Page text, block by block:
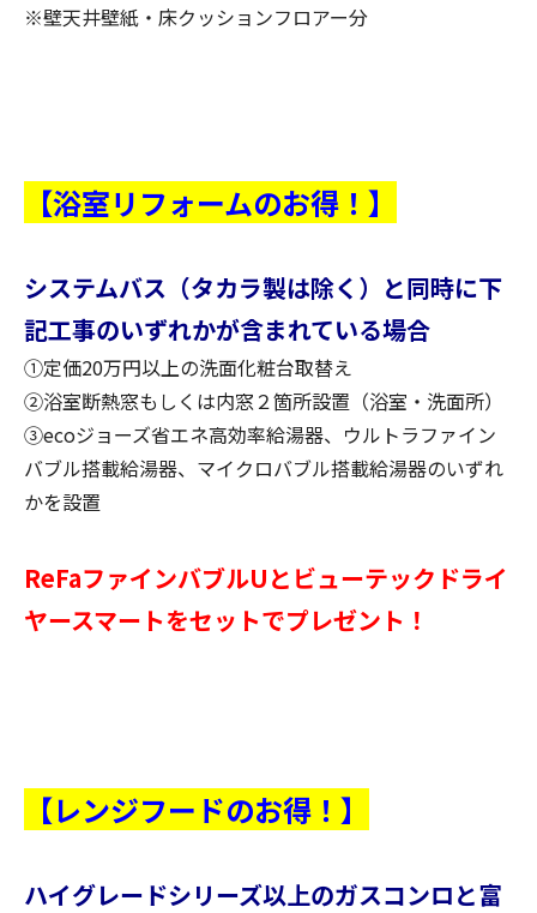
※壁天井壁紙・床クッションフロアー分
【浴室リフォームのお得！】
システムバス（タカラ製は除く）と同時に下
記工事のいずれかが含まれている場合
①定価20万円以上の洗面化粧台取替え
②浴室断熱窓もしくは内窓２箇所設置（浴室・洗面所）
③ecoジョーズ省エネ高効率給湯器、ウルトラファイン
バブル搭載給湯器、マイクロバブル搭載給湯器のいずれ
かを設置
ReFaファインバブルUとビューテックドライ
ヤースマートをセットでプレゼント！
【レンジフードのお得！】
ハイグレードシリーズ以上のガスコンロと富